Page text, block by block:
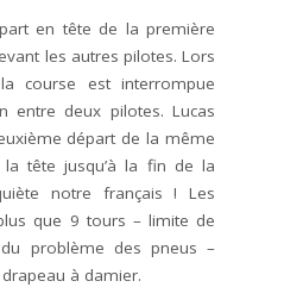
en tête de la première
les autres pilotes. Lors
course est interrompue
entre deux pilotes. Lucas
départ de la même
tête jusqu’à la fin de la
notre français ! Les
que 9 tours – limite de
problème des pneus –
à damier.